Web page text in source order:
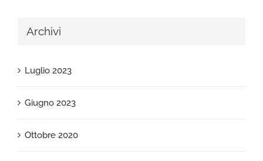
Archivi
Luglio 2023
Giugno 2023
Ottobre 2020